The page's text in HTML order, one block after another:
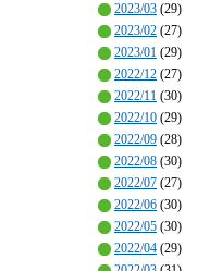
2023/03 (29)
2023/02 (27)
2023/01 (29)
2022/12 (27)
2022/11 (30)
2022/10 (29)
2022/09 (28)
2022/08 (30)
2022/07 (27)
2022/06 (30)
2022/05 (30)
2022/04 (29)